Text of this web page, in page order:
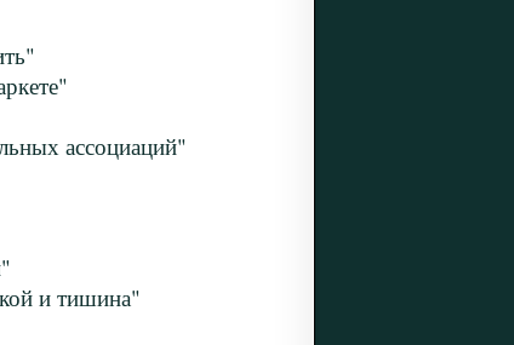
ассоциаций"
и тишина"